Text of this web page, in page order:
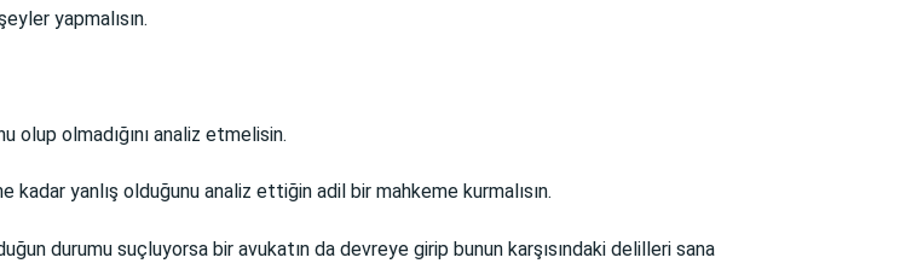
yapmalısın.
olup olmadığını analiz etmelisin.
yanlış olduğunu analiz ettiğin adil bir mahkeme kurmalısın.
durumu suçluyorsa bir avukatın da devreye girip bunun karşısındaki delilleri sana